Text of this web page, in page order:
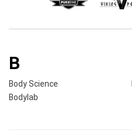
B
Body Science
Bodylab